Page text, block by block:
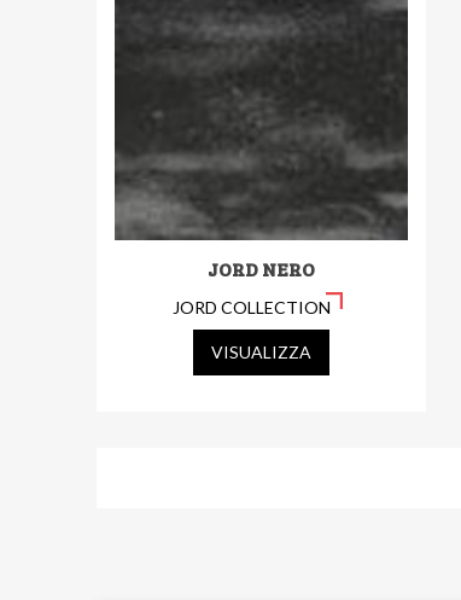
JORD NERO
JORD COLLECTION
VISUALIZZA